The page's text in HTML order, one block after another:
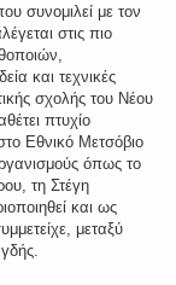
συνομιλεί με τον
στις πιο
και τεχνικές
σχολής του Νέου
πτυχίο
Εθνικό Μετσόβιο
όπως το
τη Στέγη
και ως
μεταξύ